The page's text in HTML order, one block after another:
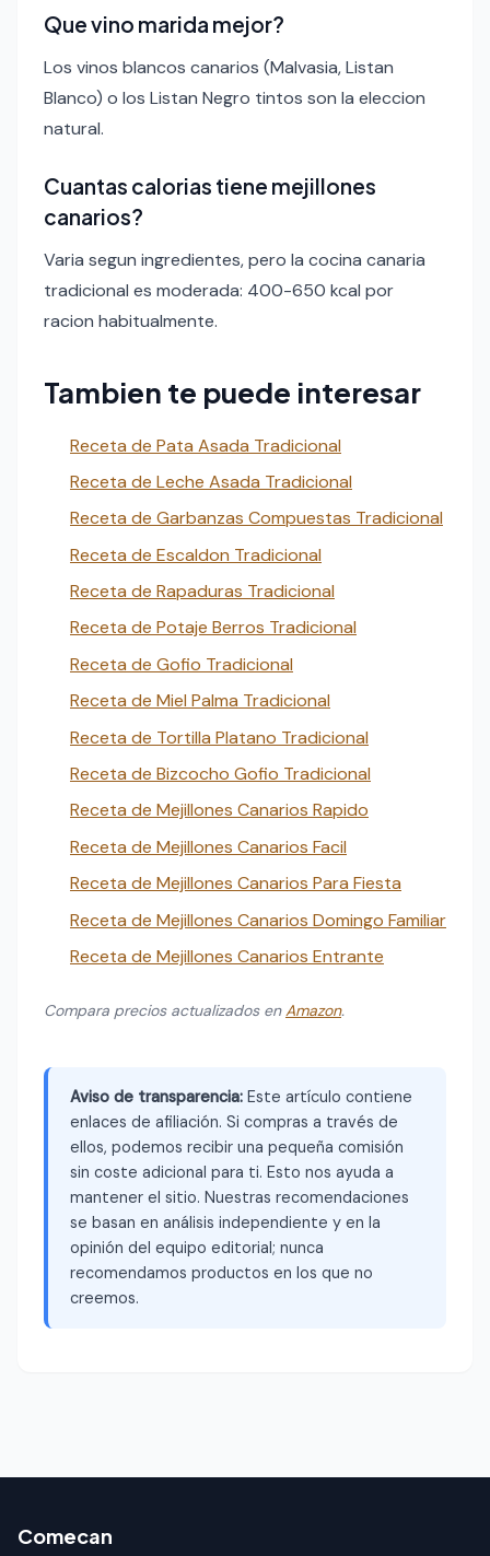
Que vino marida mejor?
Los vinos blancos canarios (Malvasia, Listan
Blanco) o los Listan Negro tintos son la eleccion
natural.
Cuantas calorias tiene mejillones
canarios?
Varia segun ingredientes, pero la cocina canaria
tradicional es moderada: 400-650 kcal por
racion habitualmente.
Tambien te puede interesar
Receta de Pata Asada Tradicional
Receta de Leche Asada Tradicional
Receta de Garbanzas Compuestas Tradicional
Receta de Escaldon Tradicional
Receta de Rapaduras Tradicional
Receta de Potaje Berros Tradicional
Receta de Gofio Tradicional
Receta de Miel Palma Tradicional
Receta de Tortilla Platano Tradicional
Receta de Bizcocho Gofio Tradicional
Receta de Mejillones Canarios Rapido
Receta de Mejillones Canarios Facil
Receta de Mejillones Canarios Para Fiesta
Receta de Mejillones Canarios Domingo Familiar
Receta de Mejillones Canarios Entrante
Compara precios actualizados enAmazon.
Aviso de transparencia: Este artículo contiene
enlaces de afiliación. Si compras a través de
ellos, podemos recibir una pequeña comisión
sin coste adicional para ti. Esto nos ayuda a
mantener el sitio. Nuestras recomendaciones
se basan en análisis independiente y en la
opinión del equipo editorial; nunca
recomendamos productos en los que no
creemos.
Comecan